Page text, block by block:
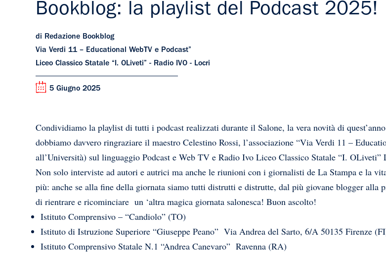
Bookblog: la playlist del Podcast 2025!
di Redazione Bookblog
Via Verdi 11 – Educational WebTV e Podcast”
Liceo Classico Statale “I. OLiveti” - Radio IVO - Locri
5 Giugno 2025
Condividiamo la playlist di tutti i podcast realizzati durante il Salone, la vera novità di
dobbiamo davvero ringraziare il maestro Celestino Rossi, l’associazione “Via Verdi 11 –
all’Università) sul linguaggio Podcast e Web TV e Radio Ivo Liceo Classico Statale “I.
Non solo interviste ad autori e autrici ma anche le riunioni con i giornalisti de La Stampa e la
più: anche se alla fine della giornata siamo tutti distrutti e distrutte, dal più giovane blogger alla
di rientrare e ricominciare un ‘altra magica giornata salonesca! Buon ascolto!
Istituto Comprensivo – “Candiolo” (TO)
Istituto di Istruzione Superiore “Giuseppe Peano” Via Andrea del Sarto, 6/A 50135 Firenze
Istituto Comprensivo Statale N.1 “Andrea Canevaro” Ravenna (RA)